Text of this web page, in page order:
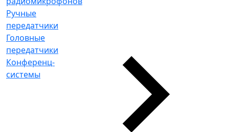
Ручные
передатчики
Головные
передатчики
Конференц-
системы